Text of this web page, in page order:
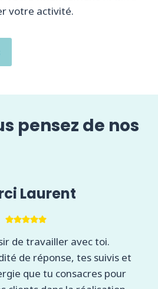
votre activité.
pensez de nos
Laurent
de travailler avec toi.
de réponse, tes suivis et
que tu consacres pour